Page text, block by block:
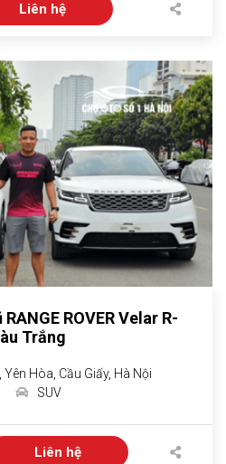
Liên hệ
ROVER Velar R-
Trắng
Hòa, Cầu Giấy, Hà Nội
SUV
Liên hệ